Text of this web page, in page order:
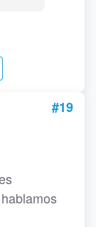
#19